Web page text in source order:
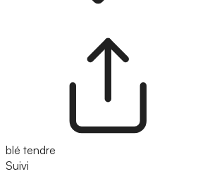
blé tendre
Suivi